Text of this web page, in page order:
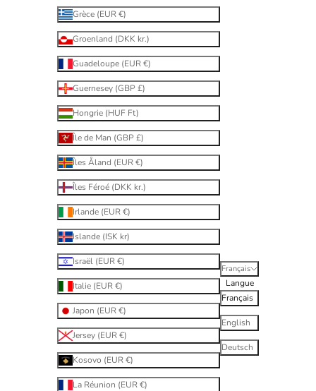
Grèce (EUR €)
Groenland (DKK kr.)
Guadeloupe (EUR €)
Guernesey (GBP £)
Hongrie (HUF Ft)
Île de Man (GBP £)
Îles Åland (EUR €)
Îles Féroé (DKK kr.)
Irlande (EUR €)
Islande (ISK kr)
Israël (EUR €)
Italie (EUR €)
Japon (EUR €)
Jersey (EUR €)
Kosovo (EUR €)
La Réunion (EUR €)
Français
Langue
Français
English
Deutsch